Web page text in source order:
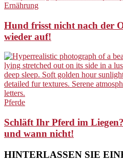
Ernährung
Hund frisst nicht nach der
wieder auf!
Pferde
Schläft Ihr Pferd im
und wann nicht!
HINTERLASSEN SIE